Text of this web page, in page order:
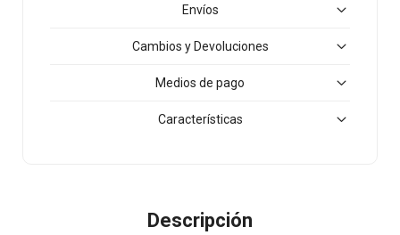
Envíos
Cambios y Devoluciones
Medios de pago
Características
Descripción